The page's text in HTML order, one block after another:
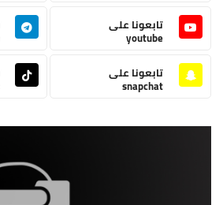
تابعونا على
youtube
تابعونا على
snapchat